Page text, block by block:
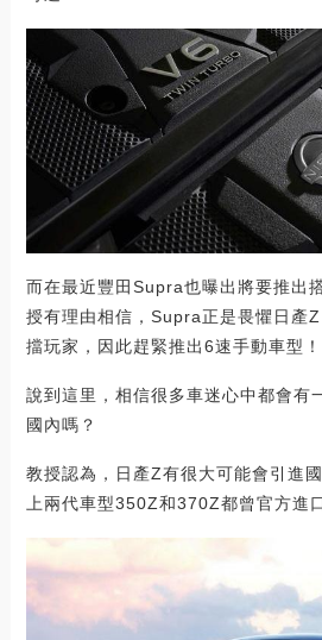
而在最近豐田Supra也曝出將要推出
授有理由相信，Supra正是畏懼日產
擋玩家，因此趕緊推出6速手動車型！
說到這里，相信很多車迷心中都會有
國內嗎？
教授認為，日產Z有很大可能會引進
上兩代車型350Z和370Z都曾官方進